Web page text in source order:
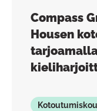
Compass
Housen